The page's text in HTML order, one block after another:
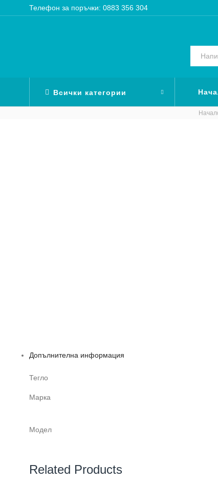
Телефон за поръчки: 0883 356 304
Всички категории
Допълнителна информация
Тегло
Марка
Модел
Related Products